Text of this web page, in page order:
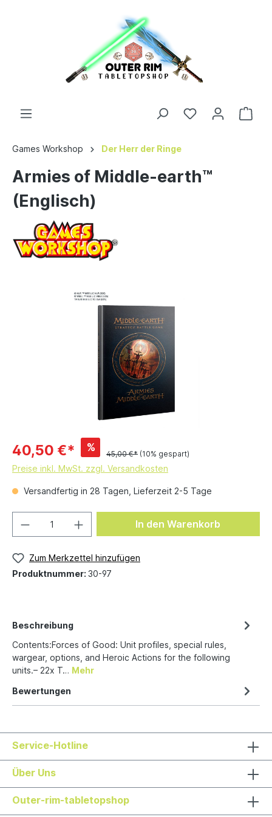
Games Workshop Der Herr der Ringe
Armies of Middle-earth™
(Englisch)
40,50 €* %
45,00 €* (10% gespart)
Preise inkl. MwSt. zzgl. Versandkosten
Versandfertig in 28 Tagen, Lieferzeit 2-5 Tage
In den Warenkorb
Zum Merkzettel hinzufügen
Produktnummer: 30-97
Beschreibung
Contents:Forces of Good: Unit profiles, special rules,
wargear, options, and Heroic Actions for the following
units.– 22x T… Mehr
Bewertungen
Service-Hotline
Über Uns
Outer-rim-tabletopshop